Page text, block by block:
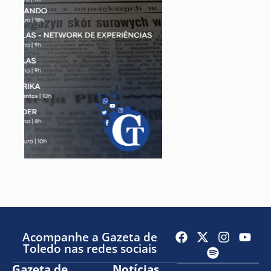
Acompanhe a Gazeta de
Toledo nas redes sociais